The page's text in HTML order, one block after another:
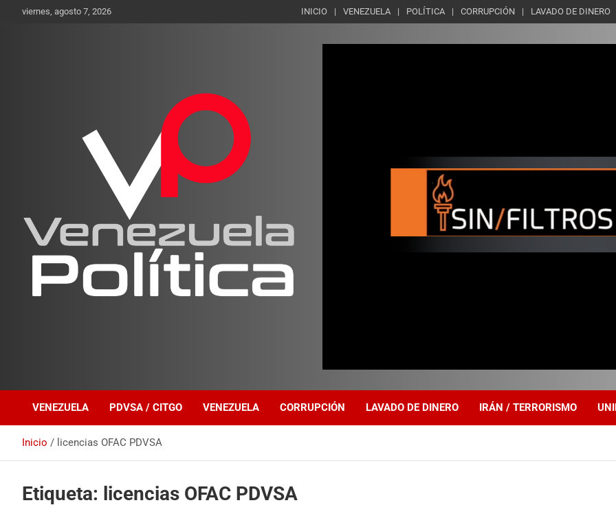
viernes, agosto 7, 2026 INICIO VENEZUELA POLÍTICA CORRUPCIÓN LAVADO DE DINERO
VENEZUELA PDVSA / CITGO VENEZUELA CORRUPCIÓN LAVADO DE DINERO IRÁN / TERRORISMO
Inicio licencias OFAC PDVSA
Etiqueta: licencias OFAC PDVSA